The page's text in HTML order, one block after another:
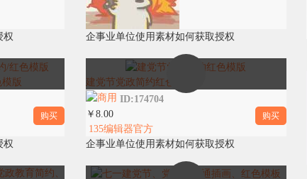
权
版
购买
权
企事业单位使用素材如何获取授权
建党节党政简约红色模版
ID:174704
￥8.00
购买
135编辑器官方
企事业单位使用素材如何获取授权